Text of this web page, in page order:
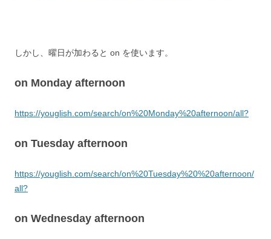
しかし、曜日が加わると on を使います。
on Monday afternoon
https://youglish.com/search/on%20Monday%20afternoon/all?
on Tuesday afternoon
https://youglish.com/search/on%20Tuesday%20%20afternoon/
all?
on Wednesday afternoon